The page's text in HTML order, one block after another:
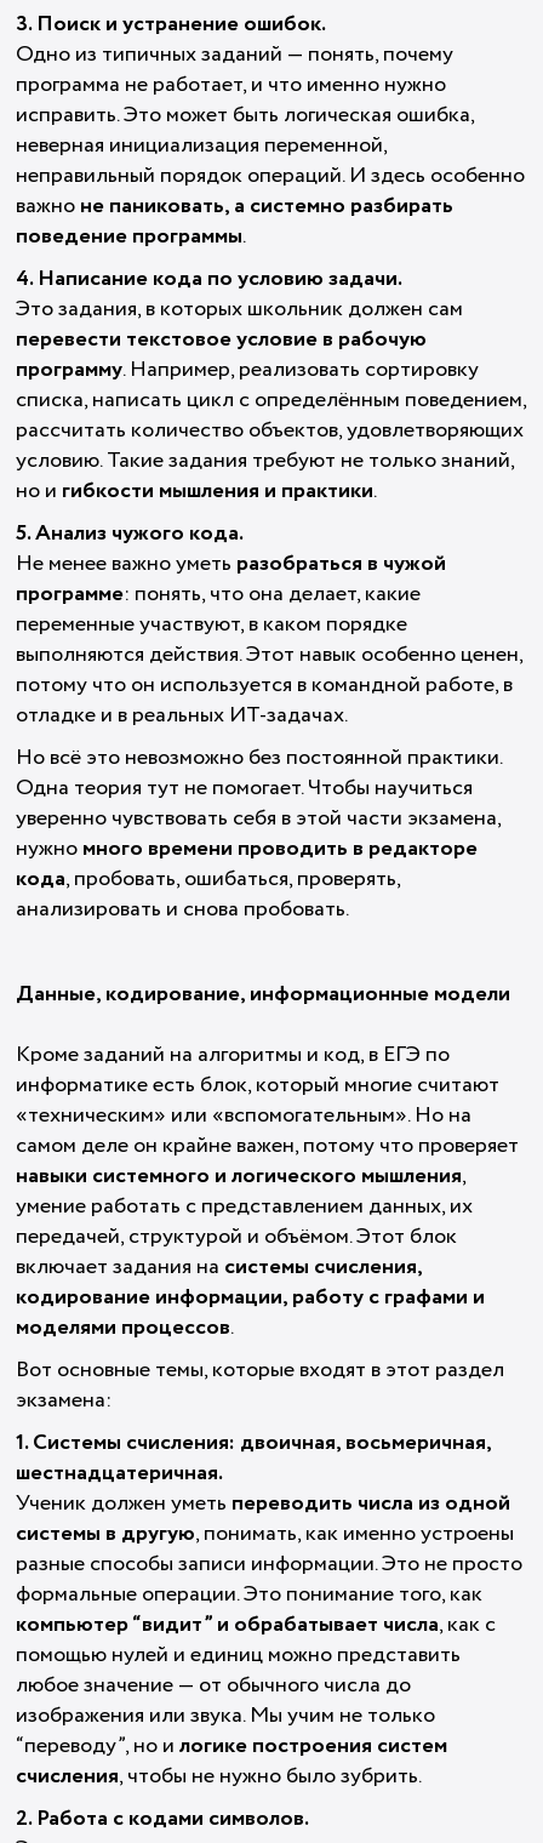
3. Поиск и устранение ошибок.
Одно из типичных заданий — понять, почему
программа не работает, и что именно нужно
исправить. Это может быть логическая ошибка,
неверная инициализация переменной,
неправильный порядок операций. И здесь особенно
важноне паниковать, а системно разбирать
поведение программы.
4. Написание кода по условию задачи.
Это задания, в которых школьник должен сам
перевести текстовое условие в рабочую
программу. Например, реализовать сортировку
списка, написать цикл с определённым поведением,
рассчитать количество объектов, удовлетворяющих
условию. Такие задания требуют не только знаний,
но и гибкости мышления и практики.
5. Анализ чужого кода.
Не менее важно уметь разобраться в чужой
программе: понять, что она делает, какие
переменные участвуют, в каком порядке
выполняются действия. Этот навык особенно ценен,
потому что он используется в командной работе, в
отладке и в реальных ИТ-задачах.
Но всё это невозможно без постоянной практики.
Одна теория тут не помогает. Чтобы научиться
уверенно чувствовать себя в этой части экзамена,
нужномного времени проводить в редакторе
кода, пробовать, ошибаться, проверять,
анализировать и снова пробовать.
Данные, кодирование, информационные модели
Кроме заданий на алгоритмы и код, в ЕГЭ по
информатике есть блок, который многие считают
«техническим» или «вспомогательным». Но на
самом деле он крайне важен, потому что проверяет
навыки системного и логического мышления,
умение работать с представлением данных, их
передачей, структурой и объёмом. Этот блок
включает задания на системы счисления,
кодирование информации, работу с графами и
моделями процессов.
Вот основные темы, которые входят в этот раздел
экзамена:
1. Системы счисления: двоичная, восьмеричная,
шестнадцатеричная.
Ученик должен уметь переводить числа из одной
системы в другую, понимать, как именно устроены
разные способы записи информации. Это не просто
формальные операции. Это понимание того, как
компьютер “видит” и обрабатывает числа, как с
помощью нулей и единиц можно представить
любое значение — от обычного числа до
изображения или звука. Мы учим не только
“переводу”, но илогике построения систем
счисления, чтобы не нужно было зубрить.
2. Работа с кодами символов.